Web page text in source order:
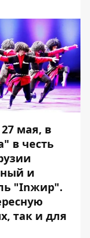
мая, в
в честь
и
"Inжир".
так и для